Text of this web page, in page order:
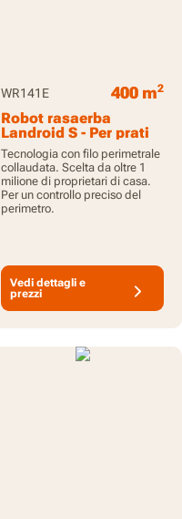
WR141E 400 m2
Robot rasaerba
Landroid S - Per prati
fino a 400 m
Tecnologia con filo perimetrale
collaudata. Scelta da oltre 1
milione di proprietari di casa.
Per un controllo preciso del
perimetro.
Vedi dettagli e
prezzi